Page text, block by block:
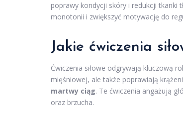
poprawy kondycji skóry i redukcji
monotonii i zwiększyć motywację do
Jakie ćwiczenia
Ćwiczenia siłowe odgrywają kluczową
mięśniowej, ale także poprawiają
martwy ciąg. Te ćwiczenia angażują
oraz brzucha.